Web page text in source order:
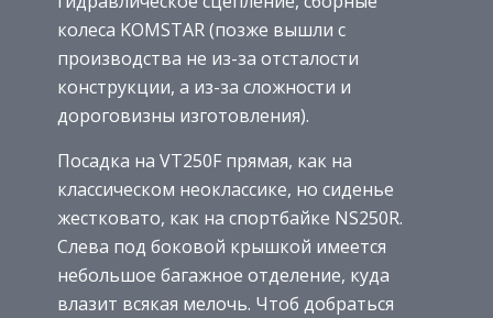
колеса KOMSTAR (позже вышли с
производства не из-за отсталости
конструкции, а из-за сложности и
дороговизны изготовления).
Посадка на VT250F прямая, как на
классическом неоклассике, но сиденье
жестковато, как на спортбайке NS250R.
Слева под боковой крышкой имеется
небольшое багажное отделение, куда
влазит всякая мелочь. Чтоб добраться